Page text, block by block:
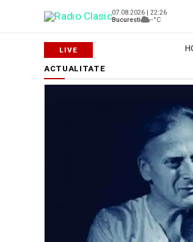
07.08.2026 | 22:26
Bucuresti
--°C
ACTUALITATE